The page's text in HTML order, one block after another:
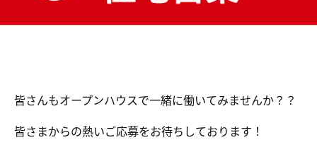
皆さんもオープンハウスで一緒に働いてみませんか？？
皆さまからの熱いご応募をお待ちしております！